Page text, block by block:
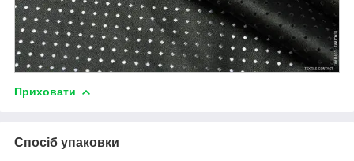
Приховати
Спосіб упаковки